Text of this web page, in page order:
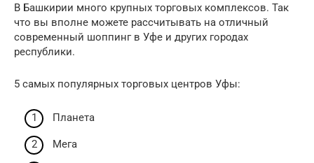
В Башкирии много крупных торговых комплексов. Так
что вы вполне можете рассчитывать на отличный
современный шоппинг в Уфе и других городах
республики.
5 самых популярных торговых центров Уфы:
Планета
Мега